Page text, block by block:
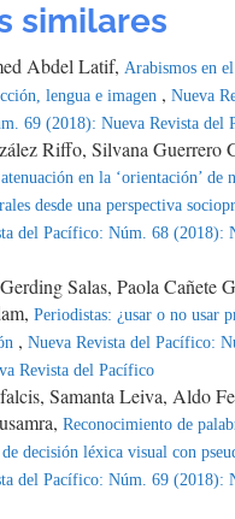
similares
Abdel Latif, Arabismos en
lengua e imagen , Nueva
69 (2018): Nueva Revista del
Riffo, Silvana Guerrero
en la ‘orientación’ de
desde una perspectiva
del Pacífico: Núm. 68 (2018):
Salas, Paola Cañete
Periodistas: ¿usar o no usar
, Nueva Revista del Pacífico:
Revista del Pacífico
Samanta Leiva, Aldo
Reconocimiento de
de decisión léxica visual con
del Pacífico: Núm. 69 (2018):